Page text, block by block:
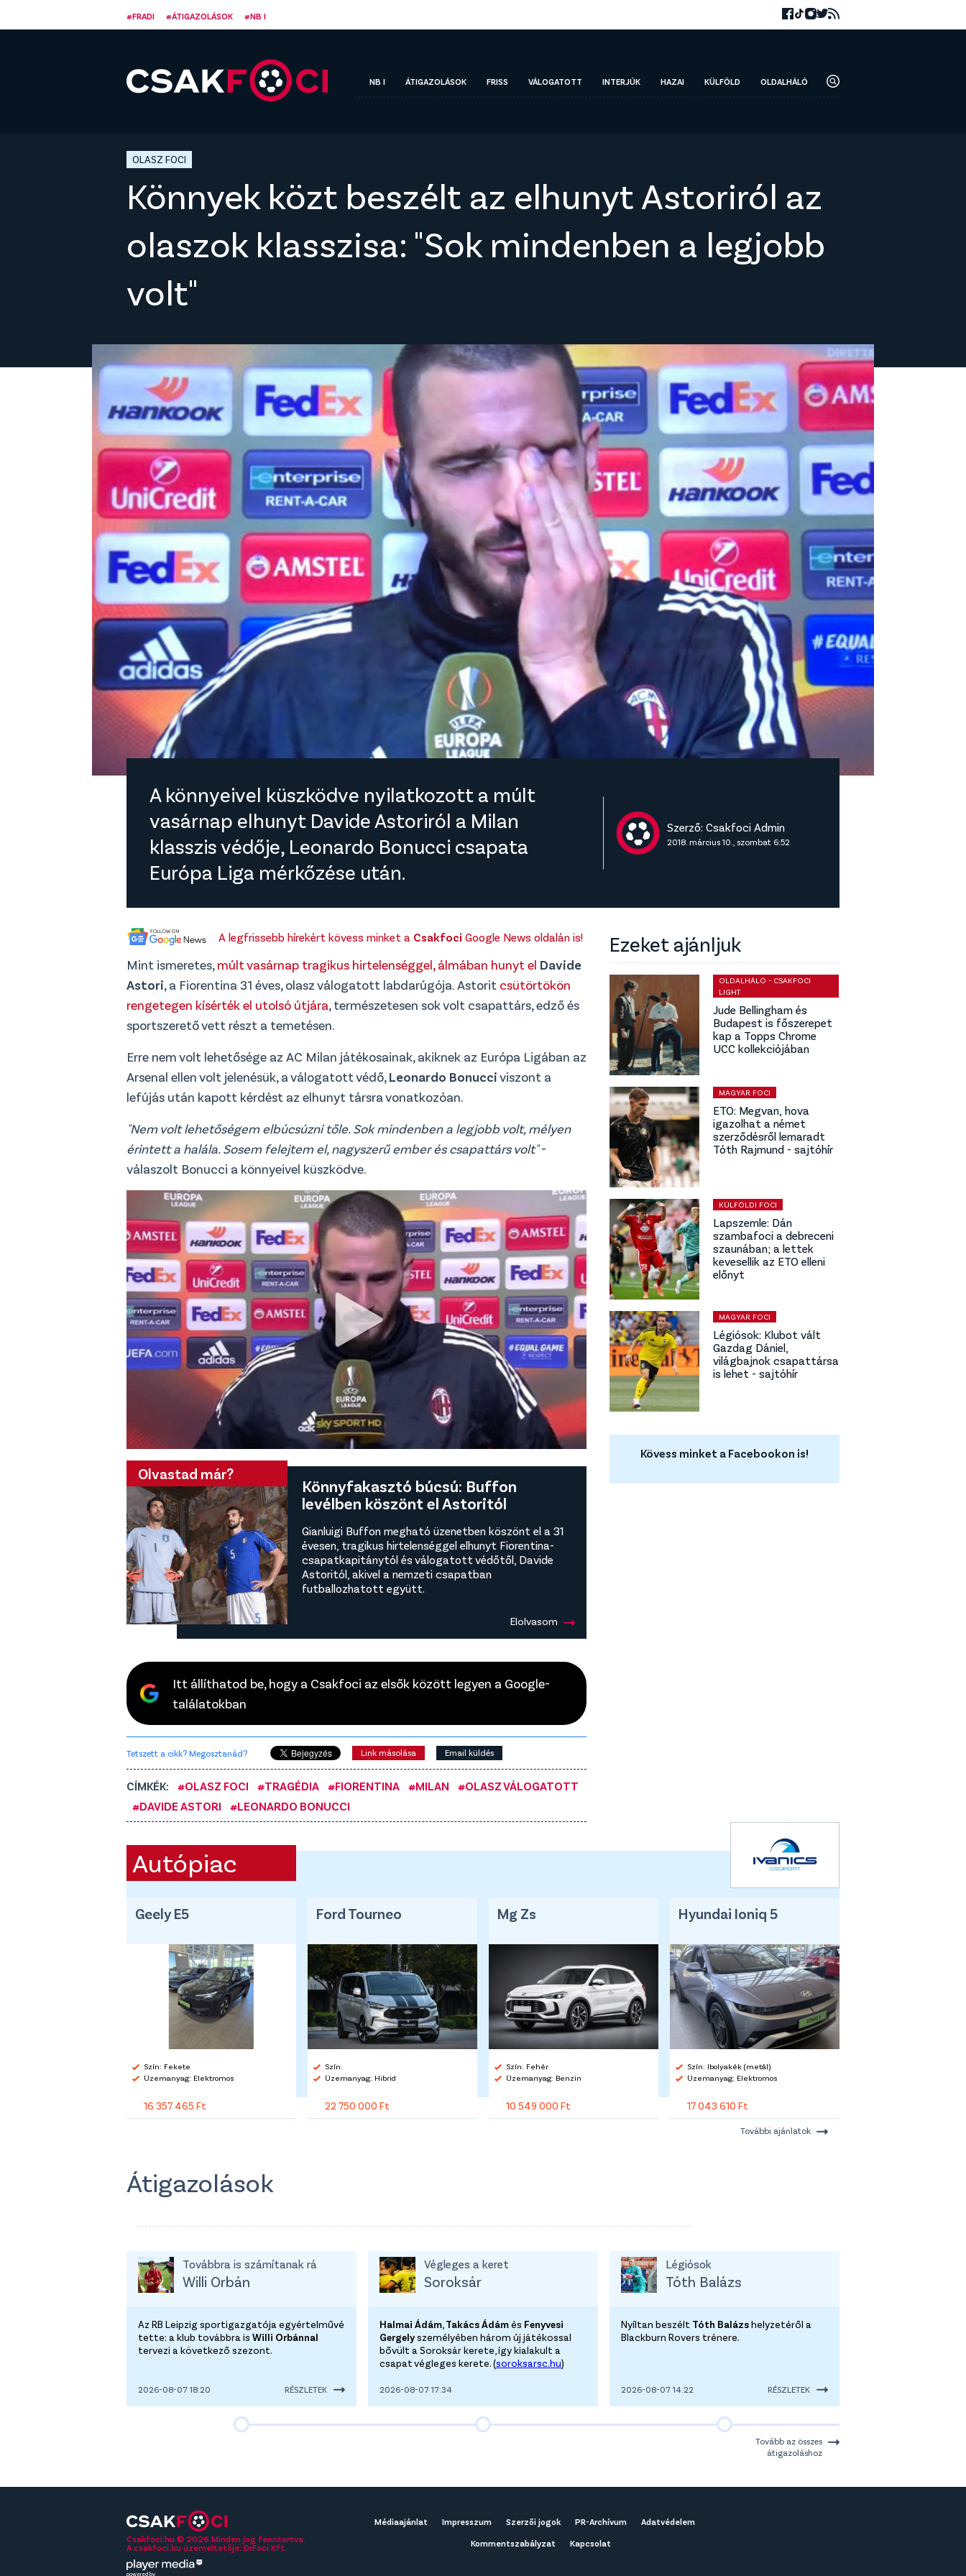
#FRADI #ÁTIGAZOLÁSOK #NB I
NB I ÁTIGAZOLÁSOK FRISS VÁLOGATOTT INTERJÚK HAZAI KÜLFÖLD OLDALHÁLÓ
OLASZ FOCI
Könnyek közt beszélt az elhunyt Astoriról az
olaszok klasszisa: "Sok mindenben a legjobb
volt"
A könnyeivel küszködve nyilatkozott a múlt
vasárnap elhunyt Davide Astoriról a Milan
klasszis védője, Leonardo Bonucci csapata
Európa Liga mérkőzése után.
Szerző: Csakfoci Admin
2018. március 10., szombat 6:52
A legfrissebb hírekért kövess minket a Csakfoci Google News oldalán is!
Mint ismeretes,múlt vasárnap tragikus hirtelenséggel, álmában hunyt el Davide
Astori, a Fiorentina 31 éves, olasz válogatott labdarúgója. Astorit csütörtökön
rengetegen kísérték el utolsó útjára, természetesen sok volt csapattárs, edző és
sportszerető vett részt a temetésen.
Erre nem volt lehetősége az AC Milan játékosainak, akiknek az Európa Ligában az
Arsenal ellen volt jelenésük, a válogatott védő,Leonardo Bonucciviszont a
lefújás után kapott kérdést az elhunyt társra vonatkozóan.
"Nem volt lehetőségem elbúcsúzni tőle. Sok mindenben a legjobb volt, mélyen
érintett a halála. Sosem felejtem el, nagyszerű ember és csapattárs volt"-
válaszolt Bonucci a könnyeivel küszködve.
Olvastad már?
Könnyfakasztó búcsú: Buffon
levélben köszönt el Astoritól
Gianluigi Buffon megható üzenetben köszönt el a 31
évesen, tragikus hirtelenséggel elhunyt Fiorentina-
csapatkapitánytól és válogatott védőtől, Davide
Astoritól, akivel a nemzeti csapatban
futballozhatott együtt.
Elolvasom
Itt állíthatod be, hogy a Csakfoci az elsők között legyen a Google-
találatokban
Tetszett a cikk? Megosztanád? Link másolása Email küldés
CÍMKÉK: #OLASZ FOCI #TRAGÉDIA #FIORENTINA #MILAN
#OLASZ VÁLOGATOTT
#DAVIDE ASTORI
#LEONARDO BONUCCI
Ezeket ajánljuk
OLDALHÁLÓ - CSAKFOCI
LIGHT
Jude Bellingham és
Budapest is főszerepet
kap a Topps Chrome
UCC kollekciójában
MAGYAR FOCI
ETO: Megvan, hova
igazolhat a német
szerződésről lemaradt
Tóth Rajmund - sajtóhír
KÜLFÖLDI FOCI
Lapszemle: Dán
szambafoci a debreceni
szaunában; a lettek
kevesellik az ETO elleni
előnyt
MAGYAR FOCI
Légiósok: Klubot vált
Gazdag Dániel,
világbajnok csapattársa
is lehet - sajtóhír
Kövess minket a Facebookon is!
Autópiac
Geely E5
Szín: Fekete
Üzemanyag: Elektromos
16 357 465 Ft
Ford Tourneo
Szín:
Üzemanyag: Hibrid
22 750 000 Ft
Mg Zs
Szín: Fehér
Üzemanyag: Benzin
10 549 000 Ft
Hyundai Ioniq 5
Szín: Ibolyakék (metál)
Üzemanyag: Elektromos
17 043 610 Ft
További ajánlatok
Átigazolások
Továbbra is számítanak rá
Willi Orbán
Az RB Leipzig sportigazgatója egyértelművé
tette: a klub továbbra is Willi Orbánnal
tervezi a következő szezont.
2026-08-07 18:20 RÉSZLETEK
Végleges a keret
Soroksár
Halmai Ádám, Takács Ádámés Fenyvesi
Gergelyszemélyében három új játékossal
bővült a Soroksár kerete, így kialakult a
csapat végleges kerete. (soroksarsc.hu)
2026-08-07 17:34
Légiósok
Tóth Balázs
Nyíltan beszélt Tóth Balázshelyzetéről a
Blackburn Rovers trénere.
2026-08-07 14:22 RÉSZLETEK
Tovább az összes
átigazoláshoz
Csakfoci.hu © 2026 Minden jog fenntartva.
A csakfoci.hu üzemeltetője: DrFoci Kft.
Médiaajánlat Impresszum Szerzői jogok PR-Archívum Adatvédelem
Kommentszabályzat Kapcsolat
powered by